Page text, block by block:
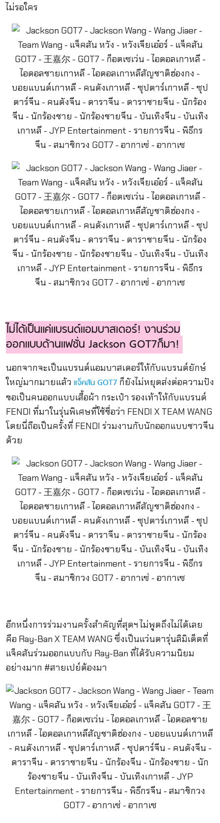
ไม่รอใคร
ไม่ได้เป็นแค่แบรนด์แอมบาสเดอร์! งานร่วม
ออกแบบด้านแฟชั่น Jackson GOT7ก็มา!
นอกจากจะเป็นแบรนด์แอมบาสเดอร์ให้กับแบรนด์ยักษ์
ใหญ่มากมายแล้ว แจ็คสัน GOT7 ก็ยังไม่หยุดส่งต่อความปัง
ขอเป็นคนออกแบบเสื้อผ้า กระเป๋า รองเท้าให้กับแบรนด์
FENDI ที่มาในรุ่นพิเศษที่ใช้ชื่อว่า FENDI X TEAM WANG
โดยนี่ถือเป็นครั้งที่ FENDI ร่วมงานกับนักออกแบบชาวจีน
ด้วย
อีกหนึ่งการร่วมงานครั้งสำคัญที่สุดฯ ไม่พูดถึงไม่ได้เลย
คือ Ray-Ban X TEAM WANG ซึ่งเป็นแว่นตารุ่นลิมิเต็ดที่
แจ็คสันร่วมออกแบบกับ Ray-Ban ที่ได้รับความนิยม
อย่างมาก #สายเปย์ต้องมา